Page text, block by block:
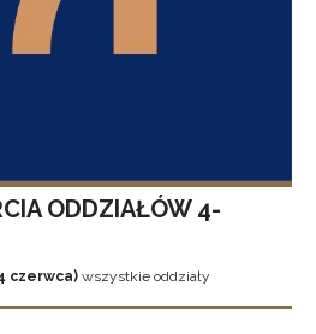
ODDZIAŁÓW 4-
czerwca) wszystkie oddziały